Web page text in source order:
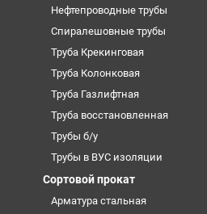
Нефтепроводные трубы
Спиралешовные трубы
Труба Крекинговая
Труба Колонковая
Труба Газлифтная
Труба восстановленная
Трубы б/у
Трубы в ВУС изоляции
Сортовой прокат
Арматура стальная